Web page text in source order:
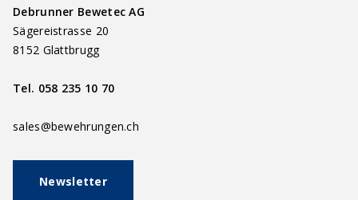
Debrunner Bewetec AG
Sägereistrasse 20
8152 Glattbrugg
Tel. 058 235 10 70
sales@bewehrungen.ch
Newsletter